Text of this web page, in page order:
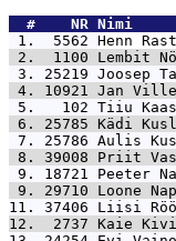
  #    NR
Nimi
1.  5562 Henn
2.  1100 Lembit
3. 25219 Joosep
4. 10921 Jan
5.   102 Tiiu
6. 25785 Kädi
7. 25786 Aulis
8. 39008 Priit
9. 18721 Peeter
9. 29710 Loone
11. 37406 Liisi
12.  2737 Kaie